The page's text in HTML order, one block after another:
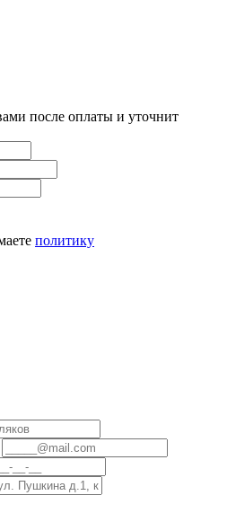
после оплаты и уточнит
политику